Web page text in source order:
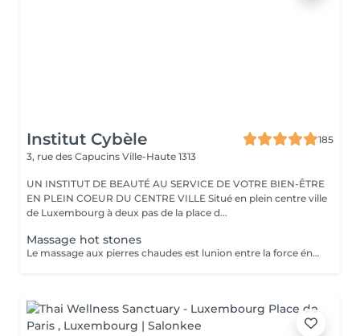
Institut Cybèle
185
3, rue des Capucins Ville-Haute 1313
UN INSTITUT DE BEAUTÉ AU SERVICE DE VOTRE BIEN-ÊTRE
EN PLEIN COEUR DU CENTRE VILLE Situé en plein centre ville
de Luxembourg à deux pas de la place d...
Massage hot stones
Le massage aux pierres chaudes est lunion entre la force énergétique des pierres, leurs chaleurs, leurs douceurs et la masseuse. Ce sont des pierres de basalte volcanique chauffées à une température entre 50 et 60 degrés. Ce massage permet de lâcher prise, soulage les douleurs et relâche les nuds musculaires.